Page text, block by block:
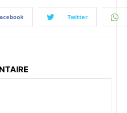
Twitter